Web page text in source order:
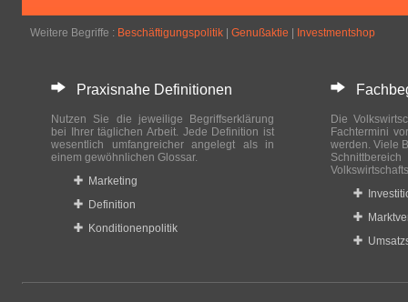
Weitere Begriffe : Beschäftigungspolitik Genußaktie Investmentshop
Praxisnahe Definitionen
Nutzen Sie die jeweilige Begriffserklärung
bei Ihrer täglichen Arbeit. Jede Definition ist
wesentlich umfangreicher angelegt als in
einem gewöhnlichen Glossar.
Marketing
Definition
Konditionenpolitik
Die
Fachtermini
werden. Viele